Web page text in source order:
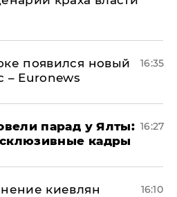
появился новый
– Euronews
16:35
парад у Ялты:
кадры
16:27
киевлян
16:10